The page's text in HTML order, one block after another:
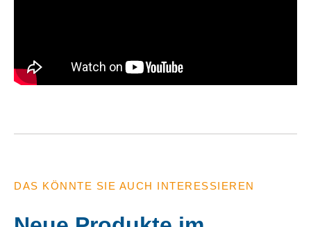
DAS KÖNNTE SIE AUCH INTERESSIEREN